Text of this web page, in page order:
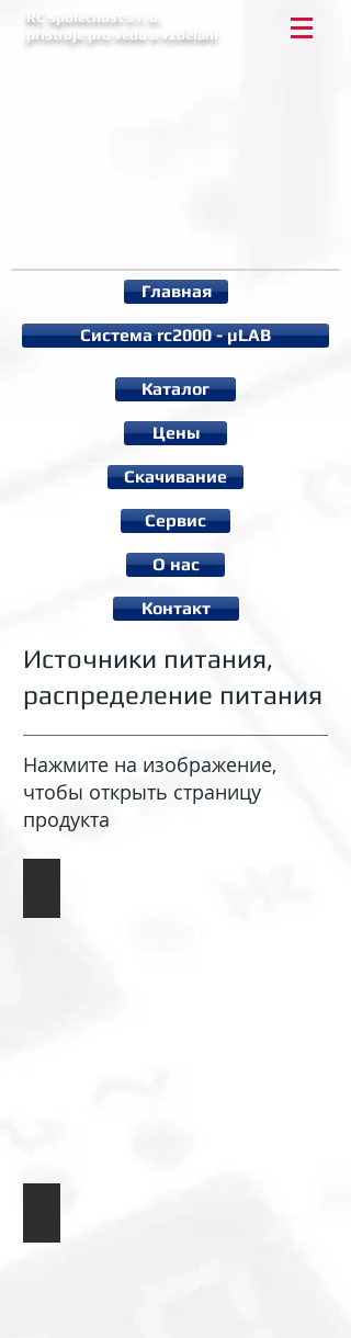
RC společnost s r. o.
přístroje pro vědu a vzdělání
Источники питания,
распределение питания
Нажмите на изображение,
чтобы открыть страницу
продукта
Контакт
О нас
Сервис
Cкачивание
Цены
Каталог
Система rc2000 - µLAB
Главная